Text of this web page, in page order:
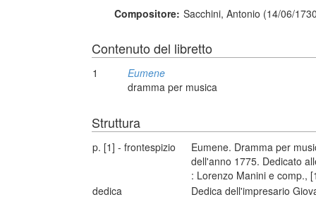
Compositore: Sacchini, Antonio (14/06/
Contenuto del libretto
1
Eumene
dramma per musica
Struttura
p. [1] - frontespizio
Eumene. Dramma per
dell'anno 1775. Dedicato
: Lorenzo Manini e comp.,
dedica
Dedica dell'impresario